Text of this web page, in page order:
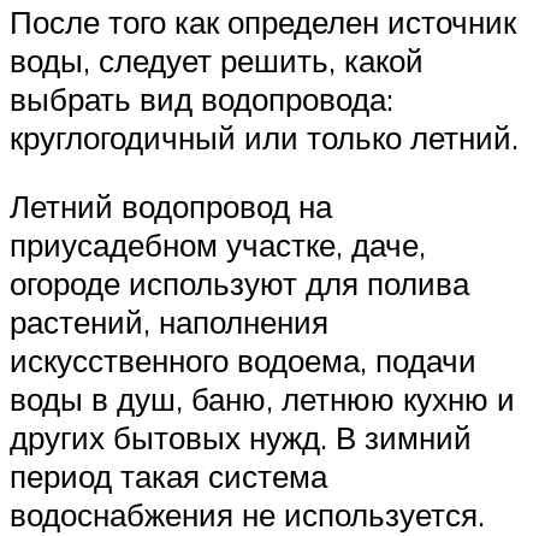
После того как определен источник
воды, следует решить, какой
выбрать вид водопровода:
круглогодичный или только летний.
Летний водопровод на
приусадебном участке, даче,
огороде используют для полива
растений, наполнения
искусственного водоема, подачи
воды в душ, баню, летнюю кухню и
других бытовых нужд. В зимний
период такая система
водоснабжения не используется.